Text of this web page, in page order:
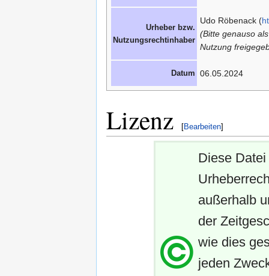
Urheber bzw.
Nutzungsrechtinhaber
Udo Röbenack (
(Bitte genauso
Nutzung
Datum 06.05.2024
Lizenz [Bearbeiten]
Diese
außerhalb
der
wie dies
jeden